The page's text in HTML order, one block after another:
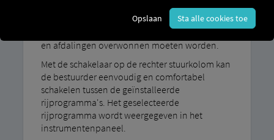
omstandigheden: bijvoorbeeld wanneer
maximale grip vereist is op oneffen terrein of
zachte ondergrond, of wanneer steile hellingen
en afdalingen overwonnen moeten worden.
Met de schakelaar op de rechter stuurkolom kan
de bestuurder eenvoudig en comfortabel
schakelen tussen de geïnstalleerde
rijprogramma's. Het geselecteerde
rijprogramma wordt weergegeven in het
instrumentenpaneel.
Opslaan Sta alle cookies toe